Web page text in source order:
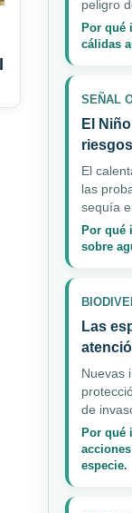
peligro
Por qué
cálidas
SEÑAL
El
riesgos
El
las
sequía
Por qué
sobre
Las
Nuevas
de
Por qué
especie.